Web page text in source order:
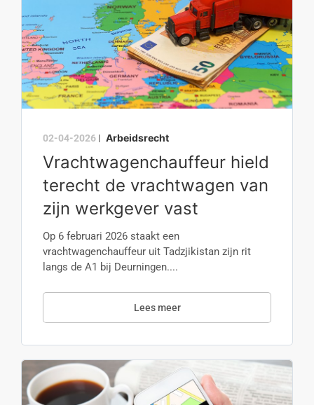
02-04-2026 | Arbeidsrecht
Vrachtwagenchauffeur hield
terecht de vrachtwagen van
zijn werkgever vast
Op 6 februari 2026 staakt een
vrachtwagenchauffeur uit Tadzjikistan zijn rit
langs de A1 bij Deurningen....
Lees meer